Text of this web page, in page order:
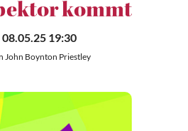
kommt
08.05.25 19:30
John Boynton Priestley